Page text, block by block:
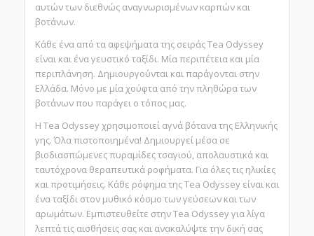
αυτών των διεθνώς αναγνωρισμένων καρπών και
βοτάνων.
Κάθε ένα από τα αφεψήματα της σειράς Tea Odyssey
είναι και ένα γευστικό ταξίδι. Μία περιπέτεια και μία
περιπλάνηση. Δημιουργούνται και παράγονται στην
Ελλάδα. Μόνο με μία χούφτα από την πληθώρα των
βοτάνων που παράγει ο τόπος μας.
Η Tea Odyssey χρησιμοποιεί αγνά βότανα της Ελληνικής
γης. Όλα πιστοποιημένα! Δημιουργεί μέσα σε
βιοδιασπώμενες πυραμίδες τσαγιού, απολαυστικά και
ταυτόχρονα θεραπευτικά ροφήματα. Για όλες τις ηλικίες
και προτιμήσεις. Κάθε ρόφημα της Tea Odyssey είναι και
ένα ταξίδι στον μυθικό κόσμο των γεύσεων και των
αρωμάτων. Εμπιστευθείτε στην Tea Odyssey για λίγα
λεπτά τις αισθήσεις σας και ανακαλύψτε την δική σας